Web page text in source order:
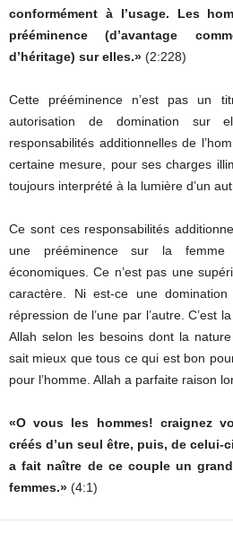
conformément à l’usage. Les
prééminence (d’avantage
d’héritage) sur elles.» (2:228)
Cette prééminence n’est pas un
autorisation de domination sur
responsabilités additionnelles de
certaine mesure, pour ses charges
toujours interprété à la lumière d’un
Ce sont ces responsabilités
une prééminence sur la femme
économiques. Ce n’est pas une
caractère. Ni est-ce une
répression de l’une par l’autre. C’est
Allah selon les besoins dont la
sait mieux que tous ce qui est bon
pour l’homme. Allah a parfaite raison
«O vous les hommes! craignez
créés d’un seul être, puis, de celui-
a fait naître de ce coupIe un
femmes.» (4:1)